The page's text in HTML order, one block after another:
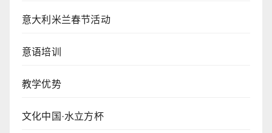
意大利米兰春节活动
意语培训
教学优势
文化中国·水立方杯